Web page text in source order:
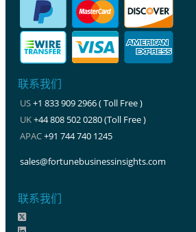
联系我们
US+1 833 909 2966 ( Toll Free )
UK+44 808 502 0280 (Toll Free )
APAC+91 744 740 1245
sales@fortunebusinessinsights.com
联系我们